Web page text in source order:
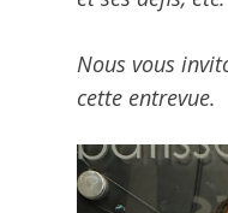
Nous vous
cette entrevue.